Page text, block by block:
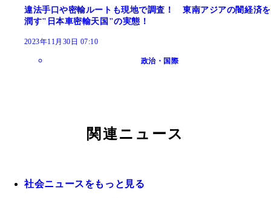
違法手口や密輸ルートも現地で調査！ 東南アジアの闇経済を
潤す"日本車密輸天国"の実態！
2023年11月30日 07:10
政治・国際
関連ニュース
社会ニュースをもっと見る